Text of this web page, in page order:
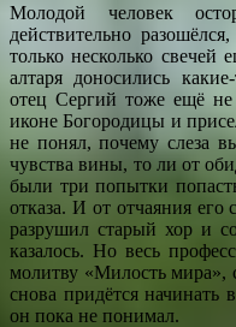
Молодой человек
действительно
только несколько свечей
алтаря доносились
отец Сергий тоже ещё
иконе Богородицы и
не понял, почему слеза
чувства вины, то ли от
были три попытки
отказа. И от отчаяния
разрушил старый хор и
казалось. Но весь
молитву «Милость мира»,
снова придётся начинать
он пока не понимал.